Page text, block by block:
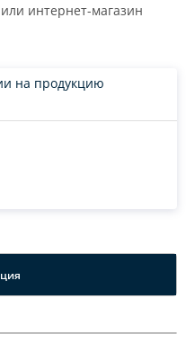
интернет-магазин
на продукцию